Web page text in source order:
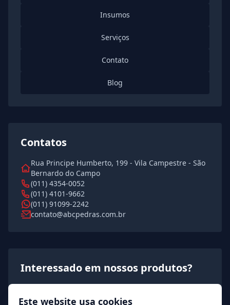
Este website usa cookies
Insumos
Serviços
Contato
Blog
Contatos
Rua Principe Humberto, 199 - Vila Campestre - São
Bernardo do Campo
(011) 4354-0052
(011) 4101-9662
(011) 91099-2242
contato@abcpedras.com.br
Interessado em nossos produtos?